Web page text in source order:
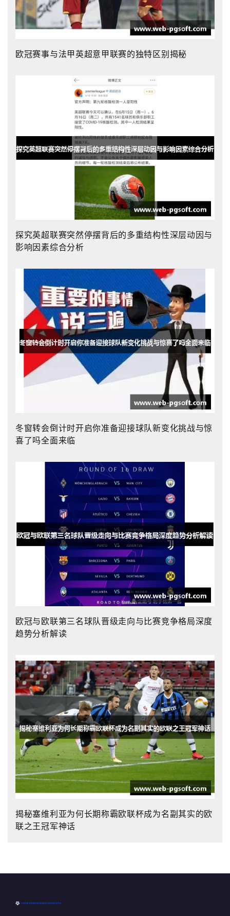
欧冠赛事与法甲英超意甲联赛的独特区别揭秘
探究英超联赛突然停摆背后的多重结构性深层动因与
影响因素综合分析
冬窗转会倒计时开启你准备迎接球队新变化挑战与惊
喜了吗全面来临
欧冠与欧联第三名球队晋级走向与比赛竞争格局深度
趋势分析解读
揭秘塞维利亚为何长期称霸欧联杯成为名副其实的欧
联之王冠军神话